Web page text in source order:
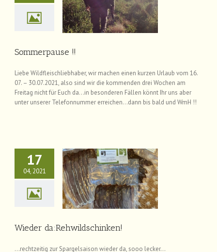
Sommerpause !!
Liebe Wildfleischliebhaber, wir machen einen kurzen Urlaub vom 16.
07. – 30.07.2021, also sind wir die kommenden drei Wochen am
Freitag nicht für Euch da…in besonderen Fällen könnt Ihr uns aber
unter unserer Telefonnummer erreichen…dann bis bald und WmH !!
17
04, 2021
Wieder da:Rehwildschinken!
…rechtzeitig zur Spargelsaison wieder da, sooo lecker…